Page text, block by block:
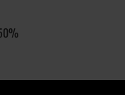
найсучасніші